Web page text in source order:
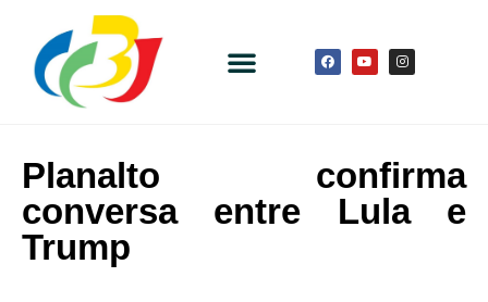
Planalto confirma
conversa entre Lula e
Trump